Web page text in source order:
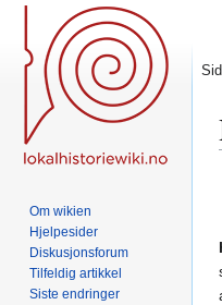
Om wikien
Hjelpesider
Diskusjonsforum
Tilfeldig artikkel
Siste endringer